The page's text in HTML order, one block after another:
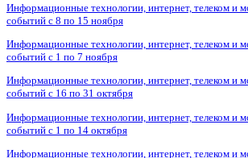
Информационные технологии, интернет, телеком и
событий с 8 по 15 ноября
Информационные технологии, интернет, телеком и
событий с 1 по 7 ноября
Информационные технологии, интернет, телеком и
событий с 16 по 31 октября
Информационные технологии, интернет, телеком и
событий с 1 по 14 октября
Информационные технологии, интернет, телеком и